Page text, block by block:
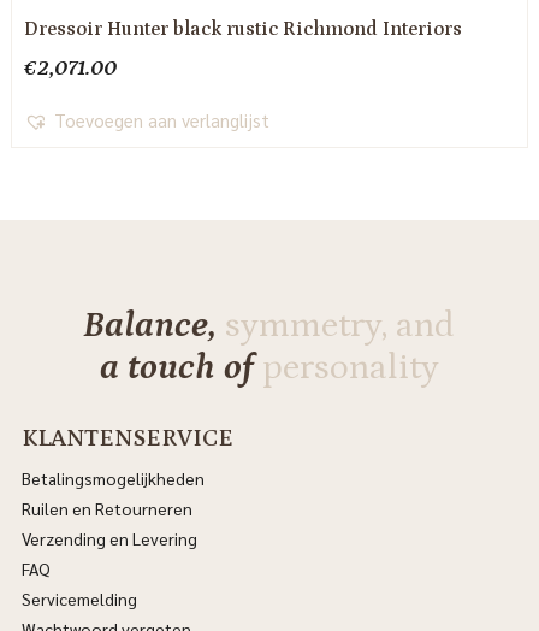
Dressoir Hunter black rustic Richmond Interiors
€2,071.00
Toevoegen aan verlanglijst
Balance, symmetry, and
a touch ofpersonality
KLANTENSERVICE
Betalingsmogelijkheden
Ruilen en Retourneren
Verzending en Levering
FAQ
Servicemelding